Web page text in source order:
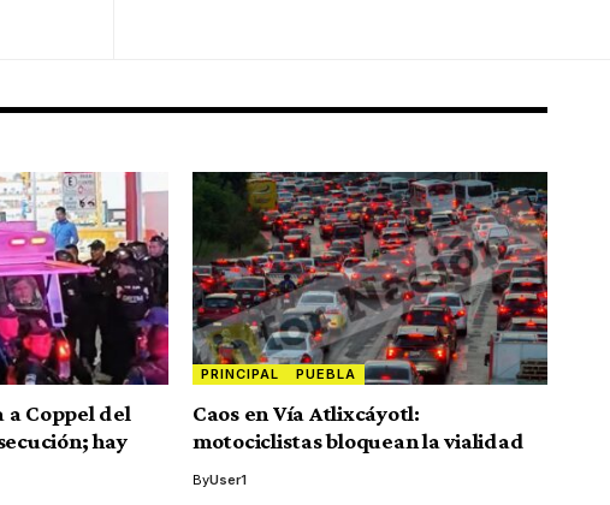
a Coppel del
hay
PRINCIPAL PUEBLA
Caos en Vía Atlixcáyotl:
motociclistas bloquean la vialidad
ByUser1